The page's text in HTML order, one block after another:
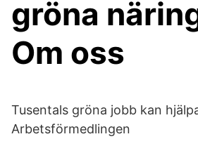
gröna
Om oss
Tusentals gröna jobb kan
Arbetsförmedlingen